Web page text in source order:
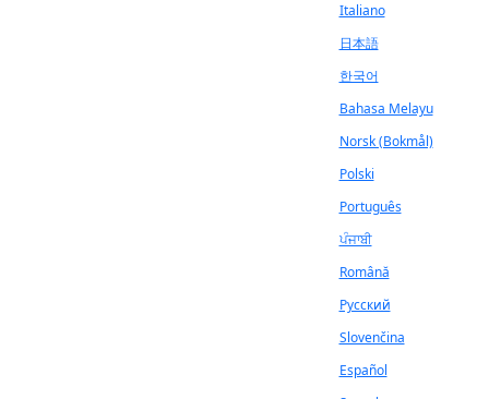
Italiano
日本語
한국어
Bahasa Melayu
Norsk (Bokmål)
Polski
Português
ਪੰਜਾਬੀ
Română
Русский
Slovenčina
Español